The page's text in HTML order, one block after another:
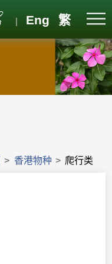
| Eng 繁
> 香港物种 > 爬行类